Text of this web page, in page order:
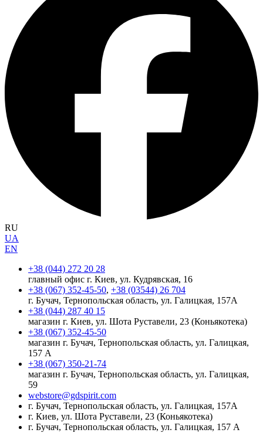
RU
UA
EN
+38 (044) 272 20 28
главный офис г. Киев, ул. Кудрявская, 16
+38 (067) 352-45-50, +38 (03544) 26 704
г. Бучач, Тернопольская область, ул. Галицкая, 157А
+38 (044) 287 40 15
магазин г. Киев, ул. Шота Руставели, 23 (Коньякотека)
+38 (067) 352-45-50
магазин г. Бучач, Тернопольская область, ул. Галицкая,
157 А
+38 (067) 350-21-74
магазин г. Бучач, Тернопольская область, ул. Галицкая,
59
webstore@gdspirit.com
г. Бучач, Тернопольская область, ул. Галицкая, 157А
г. Киев, ул. Шота Руставели, 23 (Коньякотека)
г. Бучач, Тернопольская область, ул. Галицкая, 157 А